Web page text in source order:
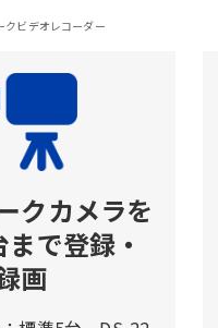
クビデオレコーダー
クカメラを
で登録・
画